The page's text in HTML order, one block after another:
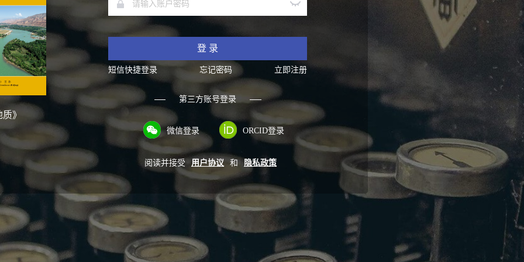
》
登 录
短信快捷登录 忘记密码 立即注册
第三方账号登录
微信登录 ORCID登录
阅读并接受 用户协议 和 隐私政策